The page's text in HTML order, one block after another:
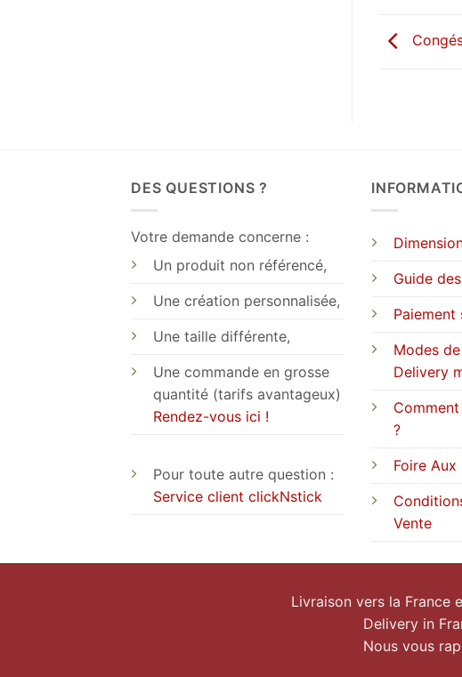
DES QUESTIONS ?
Votre demande concerne :
Un produit non référencé,
Une création personnalisée,
Une taille différente,
Une commande en grosse
quantité (tarifs avantageux)
Rendez-vous ici !
Pour toute autre question :
Service client clickNstick
Guide
Paiement
Modes
Delivery
?
Foire Aux
Vente
Livraison vers la France
Delivery in
Nous vous